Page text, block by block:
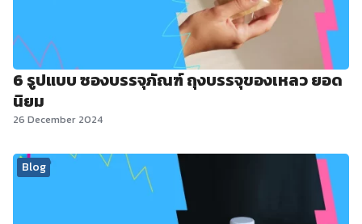
6 รูปแบบ ซองบรรจุภัณฑ์ ถุงบรรจุของเหลว ยอด
นิยม
26 December 2024
Blog